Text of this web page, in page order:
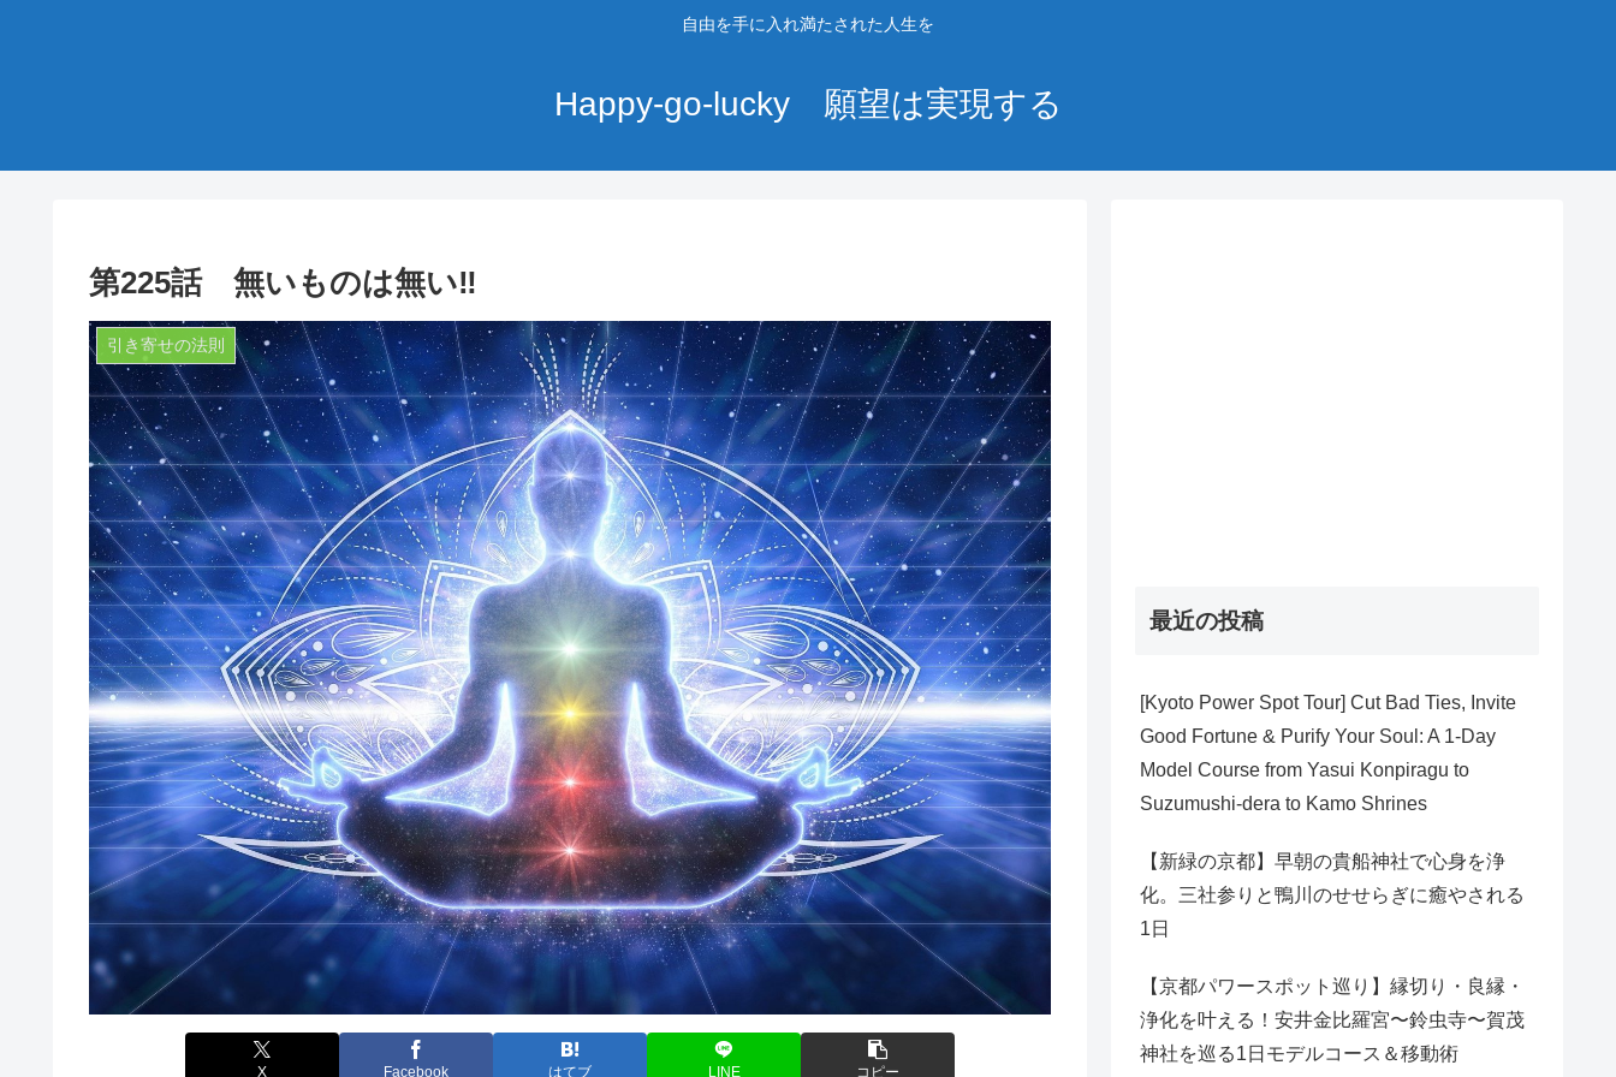
自由を手に入れ満たされた人生を
Happy-go-lucky 願望は実現する
第225話 無いものは無い‼
引き寄せの法則
X Facebook はてブ LINE コピー
最近の投稿
[Kyoto Power Spot Tour] Cut Bad Ties, Invite
Good Fortune & Purify Your Soul: A 1-Day
Model Course from Yasui Konpiragu to
Suzumushi-dera to Kamo Shrines
【新緑の京都】早朝の貴船神社で心身を浄
化。三社参りと鴨川のせせらぎに癒やされる
1日
【京都パワースポット巡り】縁切り・良縁・
浄化を叶える！安井金比羅宮〜鈴虫寺〜賀茂
神社を巡る1日モデルコース＆移動術